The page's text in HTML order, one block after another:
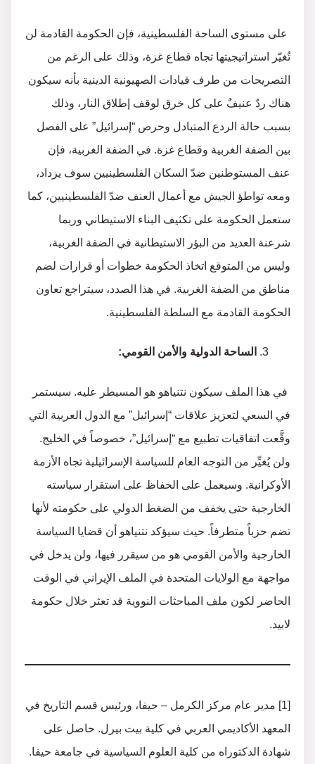
على مستوى الساحة الفلسطينية، فإن الحكومة القادمة لن
تُغيّر استراتيجيتها تجاه قطاع غزة، وذلك على الرغم من
التصريحات من طرف قيادات الصهيونية الدينية بأنه سيكون
هناك ردٌ عنيفٌ على كل خرق لوقف إطلاق النار، وذلك
بسبب حالة الردع المتبادل وحرص “إسرائيل” على الفصل
بين الضفة الغربية وقطاع غزة. في الضفة الغربية، فإن
عنف المستوطنين ضدّ السكان الفلسطينيين سوف يزداد،
ومعه تواطؤ الجيش مع أعمال العنف ضدّ الفلسطينيين، كما
ستعمل الحكومة على تكثيف البناء الاستيطاني وربما
شرعنة العديد من البؤر الاستيطانية في الضفة الغربية،
وليس من المتوقع اتخاذ الحكومة خطوات أو قرارات لضم
مناطق من الضفة الغربية. في هذا الصدد، سيتراجع تعاون
الحكومة القادمة مع السلطة الفلسطينية.
الساحة الدولية والأمن القومي:
في هذا الملف سيكون نتنياهو هو المسيطر عليه. سيستمر
في السعي لتعزيز علاقات “إسرائيل” مع الدول العربية التي
وقَّعت اتفاقيات تطبيع مع “إسرائيل”، خصوصاً في الخليج.
ولن يُغيِّر من التوجه العام للسياسة الإسرائيلية تجاه الأزمة
الأوكرانية. وسيعمل على الحفاظ على استقرار سياسته
الخارجية حتى يخفف من الضغط الدولي على حكومته لأنها
تضم حزباً متطرفاً. حيث سيؤكد نتنياهو أن قضايا السياسة
الخارجية والأمن القومي هو من سيقرر فيها، ولن يدخل في
مواجهة مع الولايات المتحدة في الملف الإيراني في الوقت
الحاضر لكون ملف المباحثات النووية قد تعثر خلال حكومة
لابيد.
[1] مدير عام مركز الكرمل – حيفا، ورئيس قسم التاريخ في
المعهد الأكاديمي العربي في كلية بيت بيرل. حاصل على
شهادة الدكتوراه من كلية العلوم السياسية في جامعة حيفا.